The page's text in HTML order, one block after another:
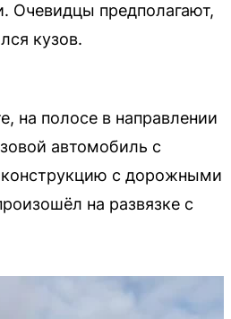
Очевидцы предполагают,
кузов.
на полосе в направлении
автомобиль с
с дорожными
на развязке с